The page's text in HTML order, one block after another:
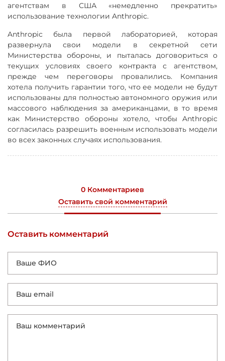
агентствам в США «немедленно прекратить»
использование технологии Anthropic.
Anthropic была первой лабораторией, которая
развернула свои модели в секретной сети
Министерства обороны, и пыталась договориться о
текущих условиях своего контракта с агентством,
прежде чем переговоры провалились. Компания
хотела получить гарантии того, что ее модели не будут
использованы для полностью автономного оружия или
массового наблюдения за американцами, в то время
как Министерство обороны хотело, чтобы Anthropic
согласилась разрешить военным использовать модели
во всех законных случаях использования.
0 Комментариев
Оставить свой комментарий
Оставить комментарий